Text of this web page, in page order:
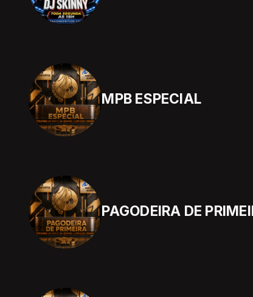
MPB ESPECIAL
PAGODEIRA DE